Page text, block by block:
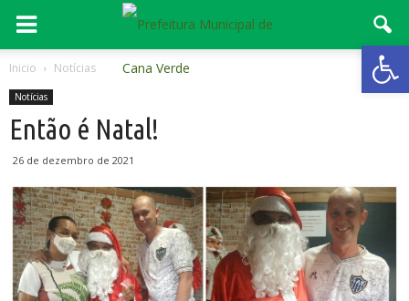
Abrir
Inicio Notícias
Notícias
Então é Natal!
26 de dezembro de 2021